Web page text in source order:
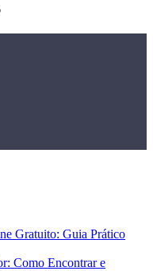
Gratuito: Guia Prático
Como Encontrar e